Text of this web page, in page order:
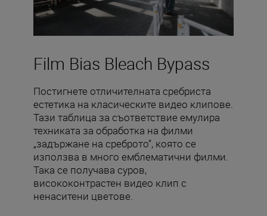
Film Bias Bleach Bypass
Постигнете отличителната сребриста
естетика на класическите видео клипове.
Тази таблица за съответствие емулира
техниката за обработка на филми
„задържане на среброто“, която се
използва в много емблематични филми.
Така се получава суров,
висококонтрастен видео клип с
ненаситени цветове.